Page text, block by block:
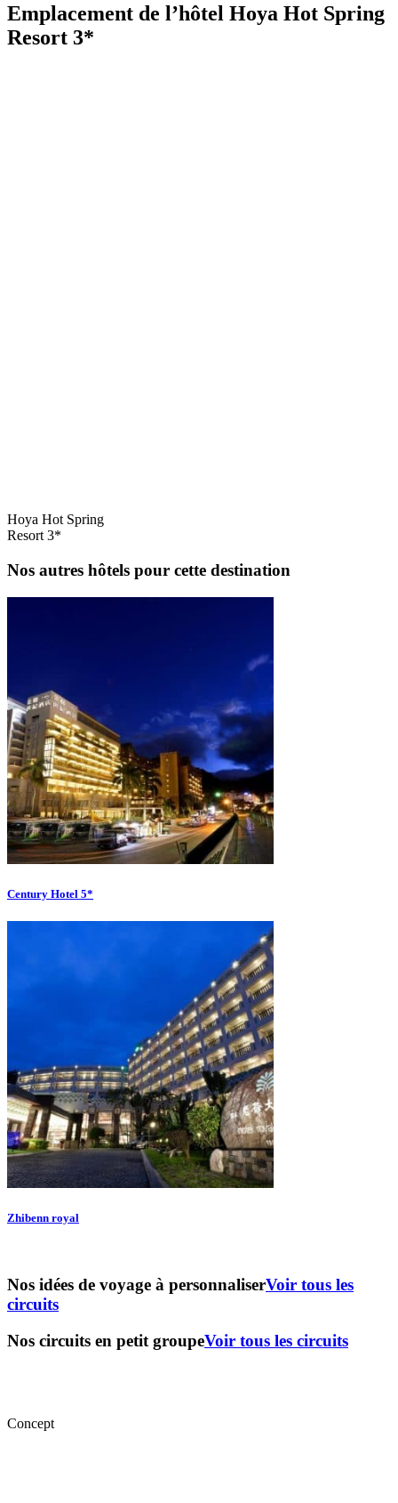
Emplacement de l’hôtel Hoya Hot Spring
Resort 3*
Hoya Hot Spring
Resort 3*
Nos autres hôtels pour cette destination
Century Hotel 5*
Zhibenn royal
Nos idées de voyage à personnaliserVoir tous les
circuits
Nos circuits en petit groupeVoir tous les circuits
Concept